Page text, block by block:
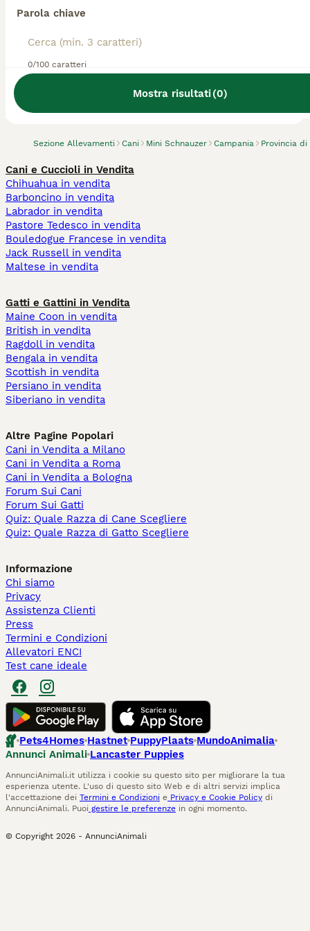
Parola chiave
0/100 caratteri
Mostra risultati(0)
Sezione Allevamenti Cani Mini Schnauzer Campania Provincia di
Abbiamo trovato 0 Allevamento di Mini
Schnauzer, Nocera Inferiore.
Cani e Cuccioli in Vendita
Chihuahua in vendita
Barboncino in vendita
Labrador in vendita
Pastore Tedesco in vendita
Bouledogue Francese in vendita
Jack Russell in vendita
Maltese in vendita
Gatti e Gattini in Vendita
Maine Coon in vendita
British in vendita
Ragdoll in vendita
Bengala in vendita
Scottish in vendita
Persiano in vendita
Siberiano in vendita
Altre Pagine Popolari
Cani in Vendita a Milano
Cani in Vendita a Roma
Cani in Vendita a Bologna
Forum Sui Cani
Forum Sui Gatti
Quiz: Quale Razza di Cane Scegliere
Quiz: Quale Razza di Gatto Scegliere
Informazione
Chi siamo
Privacy
Assistenza Clienti
Press
Termini e Condizioni
Allevatori ENCI
Test cane ideale
Pets4Homes Hastnet PuppyPlaats MundoAnimalia
Annunci Animali Lancaster Puppies
AnnunciAnimali.it utilizza i cookie su questo sito per migliorare la tua
esperienza utente. L'uso di questo sito Web e di altri servizi implica
l'accettazione dei Termini e Condizioni e Privacy e Cookie Policy di
AnnunciAnimali. Puoi gestire le preferenze in ogni momento.
© Copyright 2026 - AnnunciAnimali